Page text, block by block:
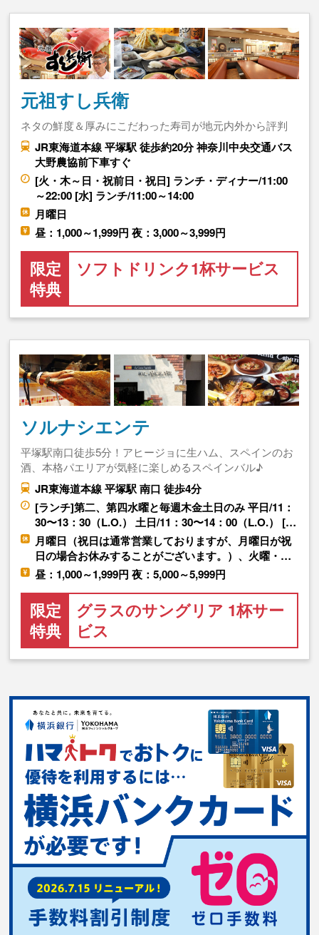
元祖すし兵衛
ネタの鮮度＆厚みにこだわった寿司が地元内外から評判
JR東海道本線 平塚駅 徒歩約20分 神奈川中央交通バス
大野農協前下車すぐ
[火・木～日・祝前日・祝日] ランチ・ディナー/11:00
～22:00 [水] ランチ/11:00～14:00
月曜日
昼：1,000～1,999円 夜：3,000～3,999円
限定
特典
ソフトドリンク1杯サービス
ソルナシエンテ
平塚駅南口徒歩5分！アヒージョに生ハム、スペインのお
酒、本格パエリアが気軽に楽しめるスペインバル♪
JR東海道本線 平塚駅 南口 徒歩4分
[ランチ]第二、第四水曜と毎週木金土日のみ 平日/11：
30〜13：30（L.O.） 土日/11：30〜14：00（L.O.） […
月曜日（祝日は通常営業しておりますが、月曜日が祝
日の場合お休みすることがございます。）、火曜・…
昼：1,000～1,999円 夜：5,000～5,999円
限定
特典
グラスのサングリア 1杯サー
ビス